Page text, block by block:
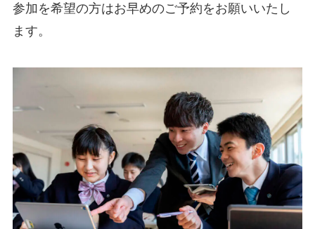
参加を希望の方はお早めのご予約をお願いいたし
ます。